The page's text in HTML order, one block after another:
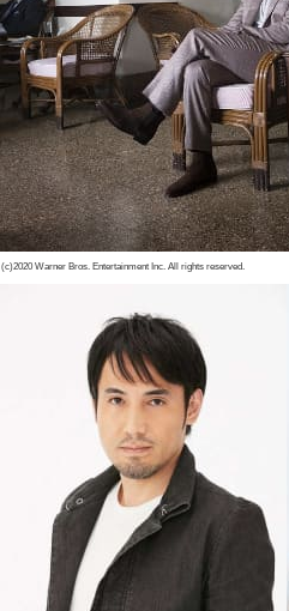
(c)2020 Warner Bros. Entertainment Inc. All rights reserved.